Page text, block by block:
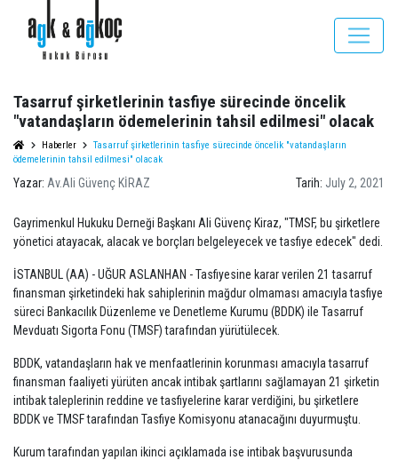
Tasarruf şirketlerinin tasfiye sürecinde öncelik
"vatandaşların ödemelerinin tahsil edilmesi" olacak
Haberler
Tasarruf şirketlerinin tasfiye sürecinde öncelik "vatandaşların
ödemelerinin tahsil edilmesi" olacak
Yazar: Av.Ali Güvenç KİRAZ Tarih: July 2, 2021
Gayrimenkul Hukuku Derneği Başkanı Ali Güvenç Kiraz, "TMSF, bu şirketlere
yönetici atayacak, alacak ve borçları belgeleyecek ve tasfiye edecek" dedi.
İSTANBUL (AA) - UĞUR ASLANHAN - Tasfiyesine karar verilen 21 tasarruf
finansman şirketindeki hak sahiplerinin mağdur olmaması amacıyla tasfiye
süreci Bankacılık Düzenleme ve Denetleme Kurumu (BDDK) ile Tasarruf
Mevduatı Sigorta Fonu (TMSF) tarafından yürütülecek.
BDDK, vatandaşların hak ve menfaatlerinin korunması amacıyla tasarruf
finansman faaliyeti yürüten ancak intibak şartlarını sağlamayan 21 şirketin
intibak taleplerinin reddine ve tasfiyelerine karar verdiğini, bu şirketlere
BDDK ve TMSF tarafından Tasfiye Komisyonu atanacağını duyurmuştu.
Kurum tarafından yapılan ikinci açıklamada ise intibak başvurusunda